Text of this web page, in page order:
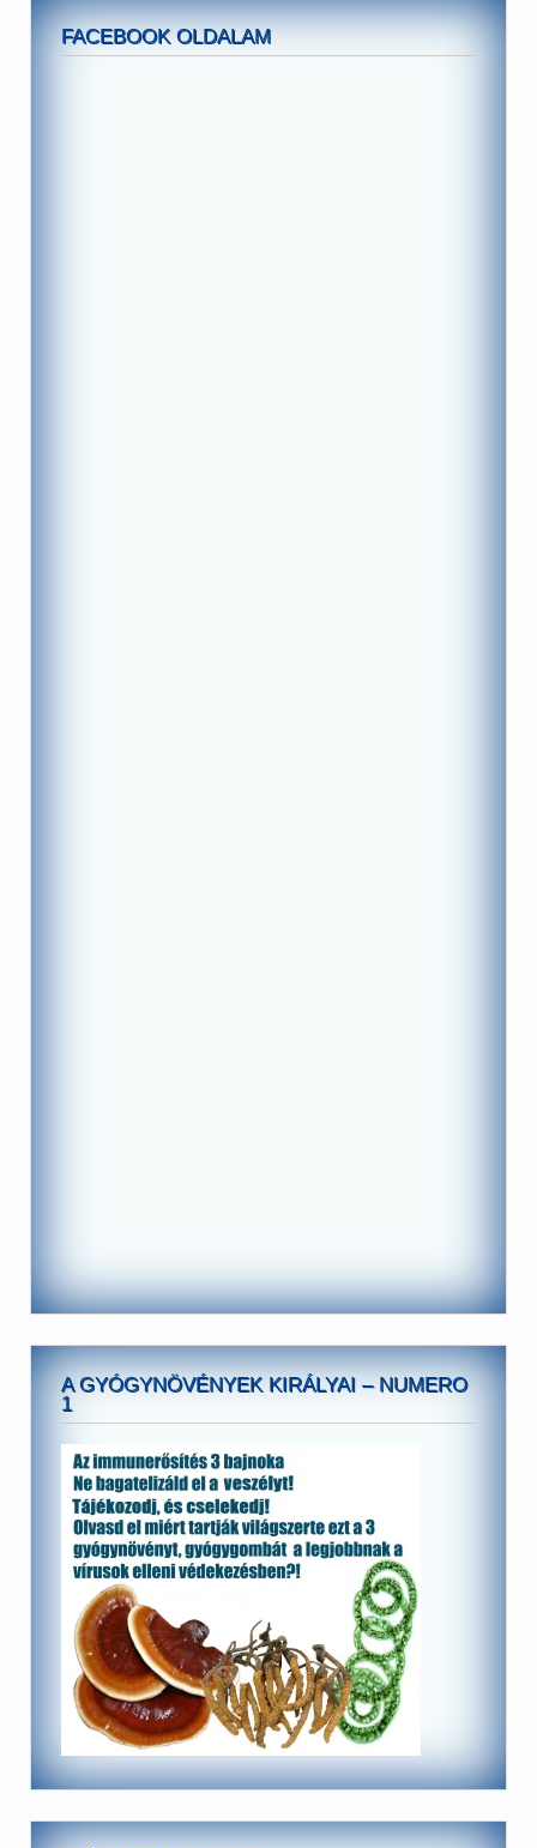
FACEBOOK OLDALAM
A GYÓGYNÖVÉNYEK KIRÁLYAI – NUMERO
1